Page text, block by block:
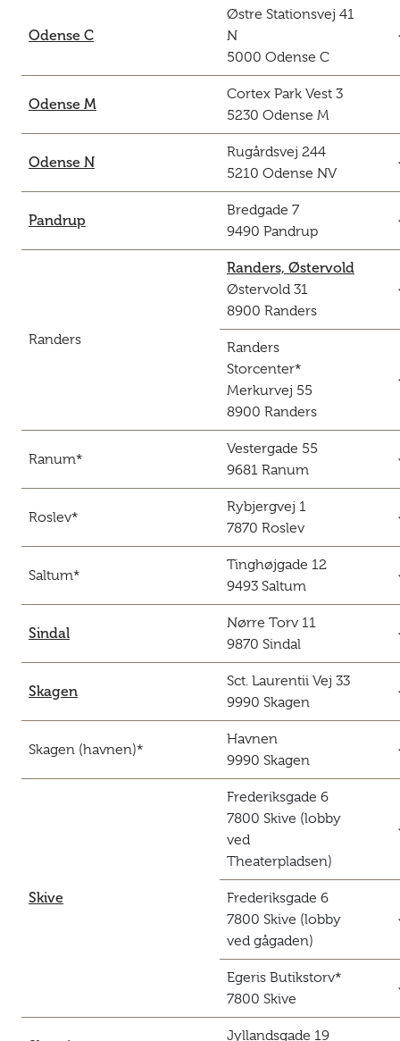
Odense C
Østre Stationsvej 41
N
5000 Odense C
Odense M
Cortex Park Vest 3
5230 Odense M
Odense N
Rugårdsvej 244
5210 Odense NV
Pandrup
Bredgade 7
9490 Pandrup
Randers
Randers, Østervold
Østervold 31
8900 Randers
Randers
Storcenter*
Merkurvej 55
8900 Randers
Ranum*
Vestergade 55
9681 Ranum
Roslev*
Rybjergvej 1
7870 Roslev
Saltum*
Tinghøjgade 12
9493 Saltum
Sindal
Nørre Torv 11
9870 Sindal
Skagen
Sct. Laurentii Vej 33
9990 Skagen
Skagen (havnen)*
Havnen
9990 Skagen
Skive
Frederiksgade 6
7800 Skive (lobby
ved
Theaterpladsen)
Frederiksgade 6
7800 Skive (lobby
ved gågaden)
Egeris Butikstorv*
7800 Skive
Jyllandsgade 19